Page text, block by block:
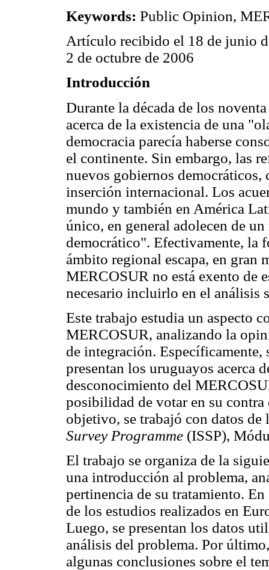
Keywords: Public Opinion,
Artículo recibido el 18 de junio
2 de octubre de 2006
Introducción
Durante la década de los
acerca de la existencia de una
democracia parecía haberse
el continente. Sin embargo, las
nuevos gobiernos democráticos,
inserción internacional. Los
mundo y también en América
único, en general adolecen de
democrático". Efectivamente, la
ámbito regional escapa, en
MERCOSUR no está exento de
necesario incluirlo en el análisis
Este trabajo estudia un aspecto
MERCOSUR, analizando la
de integración.
presentan los uruguayos acerca
desconocimiento del
posibilidad de votar en su
objetivo, se trabajó con datos de
Survey Programme (ISSP),
El trabajo se organiza de la
una introducción al problema,
pertinencia de su tratamiento.
de los estudios realizados en
Luego, se presentan los datos
análisis del problema. Por
algunas conclusiones sobre el